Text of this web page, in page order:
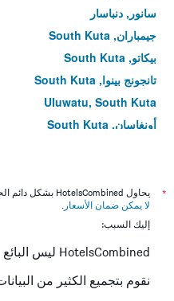
سانور, دنباسار
جيمباران, South Kuta
بيكاتو, South Kuta
تانجونج بينوا, South Kuta
Uluwatu, South Kuta
أونغاسان, South Kuta
*
يحاول HotelsCombined بشكل دائم الحصول على الأسعار الدقيقة، ولكن
لا يمكن ضمان الأسعار .
إليك السبب:
HotelsCombined ليس البائع
نقوم بتجميع الكثير من